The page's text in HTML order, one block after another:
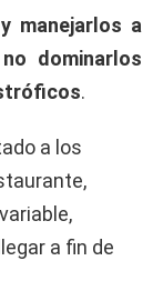
manejarlos a
dominarlos
.
a los
a fin de